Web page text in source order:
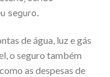
seguro.
de água, luz e gás
o seguro também
as despesas de